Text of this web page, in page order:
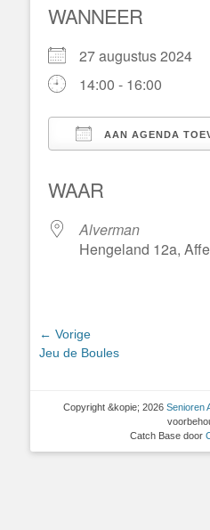
WANNEER
27 augustus 2024
14:00 - 16:00
AAN AGENDA
WAAR
Alverman
Hengeland 12a,
Bericht
navigatie
← Vorige
Vorig
Jeu de Boules
Copyright &kopie; 2026 Senioren
Catch Base door